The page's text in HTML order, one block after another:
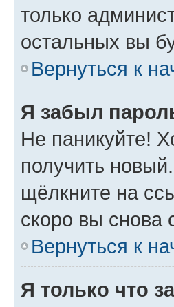
только
остальных вы
Вернуться к
Я забыл
Не паникуйте!
получить
щёлкните на
скоро вы снова
Вернуться к
Я только что